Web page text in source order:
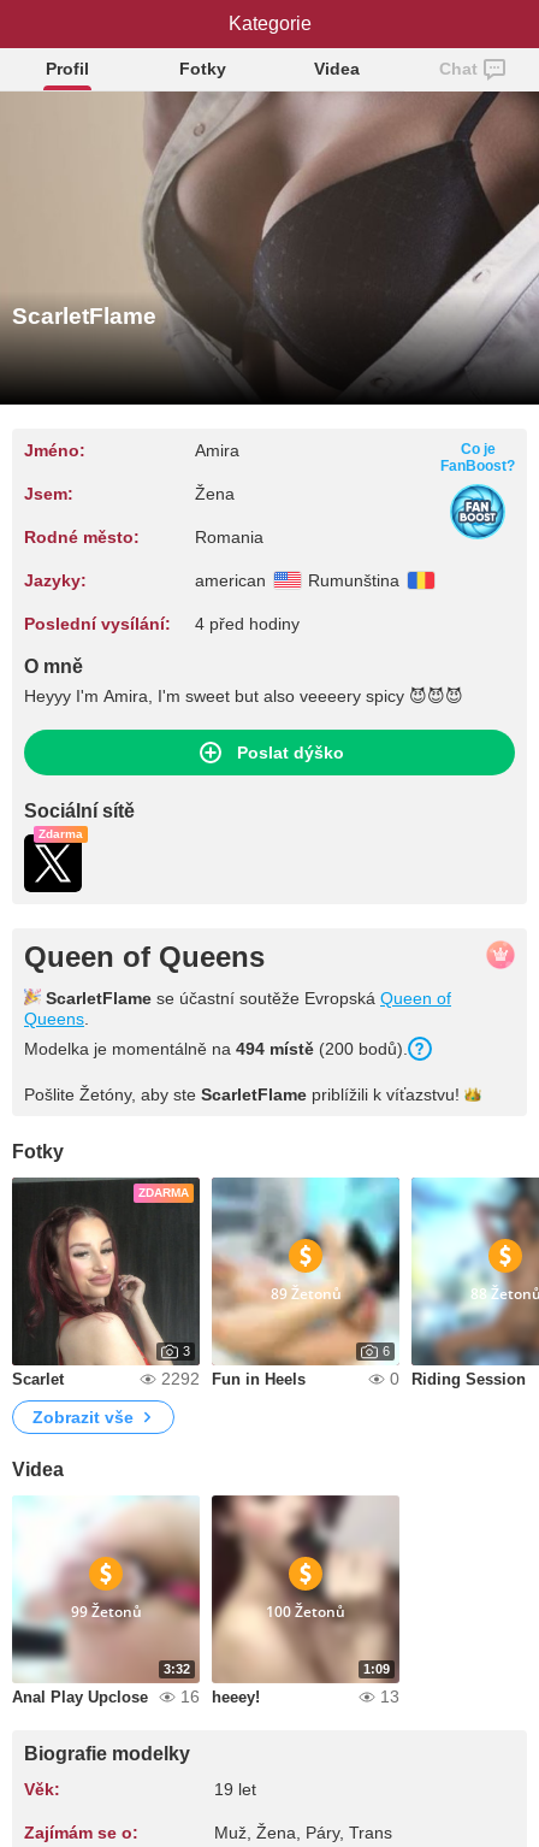
ScarletFlame
Profil Fotky Videa Chat
ScarletFlame
Jméno: Amira
Jsem: Žena
Rodné město: Romania
Jazyky: american Rumunština
Poslední vysílání: 4 před hodiny
Co je
FanBoost?
O mně
Heyyy I'm Amira, I'm sweet but also veeeery spicy 😈😈😈
Poslat dýško
Sociální sítě
Zdarma
Queen of Queens
ScarletFlame se účastní soutěže Evropská Queen of
Queens
Modelka je momentálně na 494 místě (200 bodů).
Pošlite Žetóny, aby ste ScarletFlame priblížili k víťazstvu!
Fotky
ZDARMA
3
Scarlet 2292
89 Žetonů
6
Fun in Heels 0
88
Riding Session
Zobrazit vše
Videa
3:32
99 Žetonů
Anal Play Upclose 16
1:09
100 Žetonů
heeey! 13
Biografie modelky
Věk: 19 let
Zajímám se o: Muž, Žena, Páry, Trans
Kategorie